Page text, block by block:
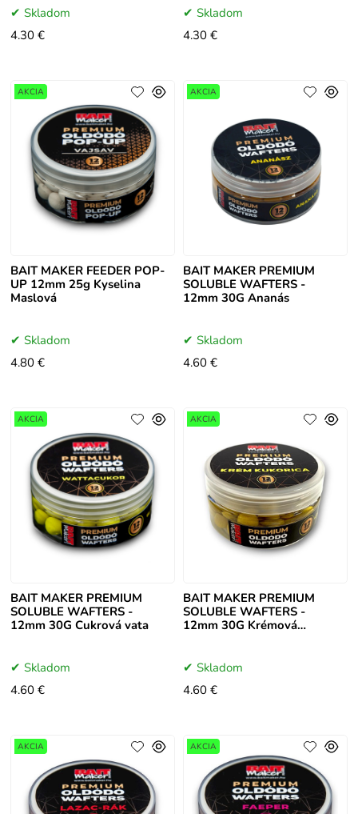
Skladom
4.30 €
Skladom
4.30 €
BAIT MAKER FEEDER POP-
UP 12mm 25g Kyselina
Maslová
AKCIA
Skladom
4.80 €
BAIT MAKER PREMIUM
SOLUBLE WAFTERS -
12mm 30G Ananás
AKCIA
Skladom
4.60 €
BAIT MAKER PREMIUM
SOLUBLE WAFTERS -
12mm 30G Cukrová vata
AKCIA
Skladom
4.60 €
BAIT MAKER PREMIUM
SOLUBLE WAFTERS -
12mm 30G Krémová
AKCIA
Skladom
4.60 €
AKCIA AKCIA